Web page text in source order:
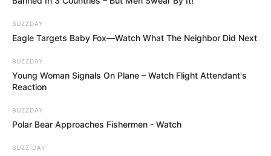
politikai magyarázatok mögé rejteni.
Ezért fontos beszélni róla.
Ezért fontos emlékezni rájuk.
Ezért arra kérlek benneteket: osszátok meg ezt a
posztot.
BUZZDAY
Eagle Targets Baby Fox—Watch What The Neighbor Did Next
BUZZDAY
Young Woman Signals On Plane – Watch Flight Attendant's
Reaction
BUZZDAY
Polar Bear Approaches Fishermen - Watch
BUZZ DAY